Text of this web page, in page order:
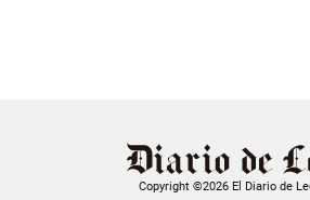
Copyright ©2026 El Diario de